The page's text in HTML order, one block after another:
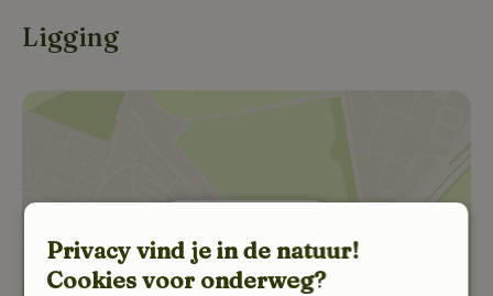
Ligging
Privacy vind je in de natuur!
Cookies voor onderweg?